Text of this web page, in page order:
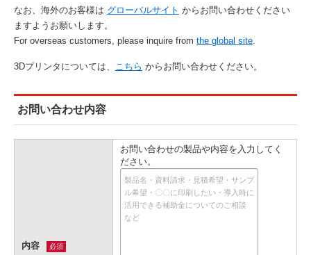
なお、海外のお客様は グローバルサイト からお問い合わせください
ますようお願いします。
For overseas customers, please inquire from the global site.
3Dプリンタについては、 こちら からお問い合わせください。
お問い合わせ内容
内容 必須
お問い合わせの製品や内容を入力してく
ださい。